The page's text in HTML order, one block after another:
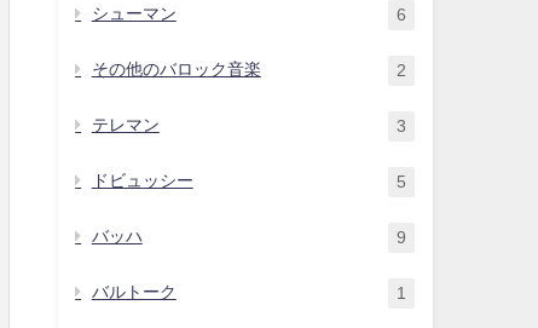
シューマン 6
その他のバロック音楽 2
テレマン 3
ドビュッシー 5
バッハ 9
バルトーク 1